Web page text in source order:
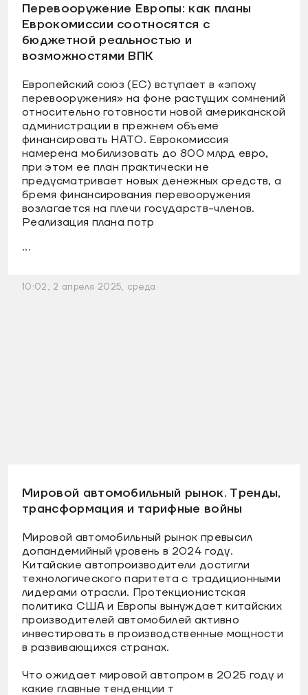
Перевооружение Европы: как планы
Еврокомиссии соотносятся с
бюджетной реальностью и
возможностями ВПК
Европейский союз (ЕС) вступает в «эпоху
перевооружения» на фоне растущих сомнений
относительно готовности новой американской
администрации в прежнем объеме
финансировать НАТО. Еврокомиссия
намерена мобилизовать до 800 млрд евро,
при этом ее план практически не
предусматривает новых денежных средств, а
бремя финансирования перевооружения
возлагается на плечи государств-членов.
Реализация плана потр
...
10:02, 2 апреля 2025, среда
Мировой автомобильный рынок. Тренды,
трансформация и тарифные войны
Мировой автомобильный рынок превысил
допандемийный уровень в 2024 году.
Китайские автопроизводители достигли
технологического паритета с традиционными
лидерами отрасли. Протекционистская
политика США и Европы вынуждает китайских
производителей автомобилей активно
инвестировать в производственные мощности
в развивающихся странах.
Что ожидает мировой автопром в 2025 году и
какие главные тенденции т